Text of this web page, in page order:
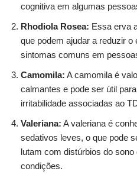
cognitiva em algumas
Rhodiola Rosea: Essa erva
que podem ajudar a reduzir o
sintomas comuns em
Camomila: A camomila é
calmantes e pode ser útil
irritabilidade associadas ao
Valeriana: A valeriana é
sedativos leves, o que pode
lutam com distúrbios do
condições.